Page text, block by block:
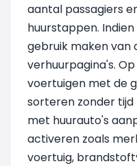
aantal passagiers
huurstappen.
gebruik maken van
verhuurpagina's.
voertuigen met de
sorteren zonder tijd
met huurauto's
activeren zoals
voertuig,